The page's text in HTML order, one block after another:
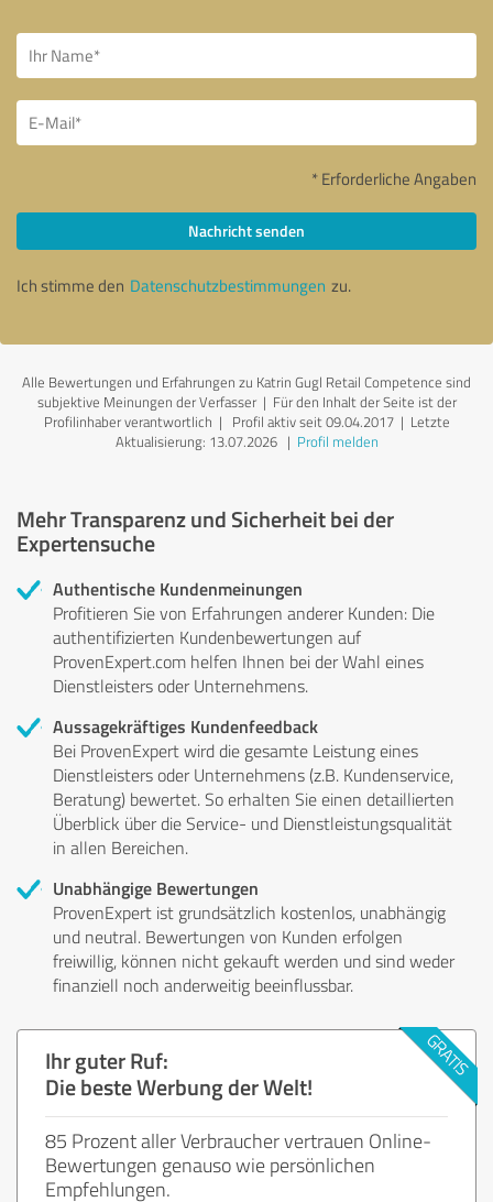
* Erforderliche Angaben
Nachricht senden
Ich stimme den Datenschutzbestimmungen zu.
Alle Bewertungen und Erfahrungen zu Katrin Gugl Retail Competence sind
subjektive Meinungen der Verfasser | Für den Inhalt der Seite ist der
Profilinhaber verantwortlich | Profil aktiv seit 09.04.2017 | Letzte
Aktualisierung: 13.07.2026| Profil melden
Mehr Transparenz und Sicherheit bei der
Expertensuche
Authentische Kundenmeinungen
Profitieren Sie von Erfahrungen anderer Kunden: Die
authentifizierten Kundenbewertungen auf
ProvenExpert.com helfen Ihnen bei der Wahl eines
Dienstleisters oder Unternehmens.
Aussagekräftiges Kundenfeedback
Bei ProvenExpert wird die gesamte Leistung eines
Dienstleisters oder Unternehmens (z.B. Kundenservice,
Beratung) bewertet. So erhalten Sie einen detaillierten
Überblick über die Service- und Dienstleistungsqualität
in allen Bereichen.
Unabhängige Bewertungen
ProvenExpert ist grundsätzlich kostenlos, unabhängig
und neutral. Bewertungen von Kunden erfolgen
freiwillig, können nicht gekauft werden und sind weder
finanziell noch anderweitig beeinflussbar.
Ihr guter Ruf:
Die beste Werbung der Welt!
85 Prozent aller Verbraucher vertrauen Online-
Bewertungen genauso wie persönlichen
Empfehlungen.